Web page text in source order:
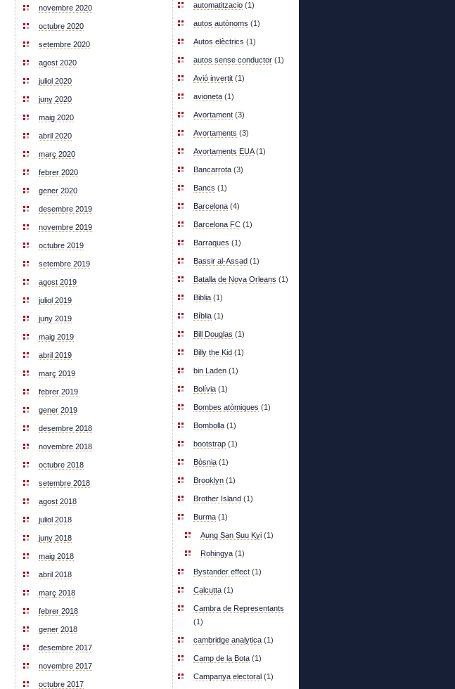
novembre 2020
octubre 2020
setembre 2020
agost 2020
juliol 2020
juny 2020
maig 2020
abril 2020
març 2020
febrer 2020
gener 2020
desembre 2019
novembre 2019
octubre 2019
setembre 2019
agost 2019
juliol 2019
juny 2019
maig 2019
abril 2019
març 2019
febrer 2019
gener 2019
desembre 2018
novembre 2018
octubre 2018
setembre 2018
agost 2018
juliol 2018
juny 2018
maig 2018
abril 2018
març 2018
febrer 2018
gener 2018
desembre 2017
novembre 2017
octubre 2017
automatitzacio (1)
autos autònoms (1)
Autos elèctrics (1)
autos sense conductor (1)
Avió invertit (1)
avioneta (1)
Avortament (3)
Avortaments (3)
Avortaments EUA(1)
Bancarrota (3)
Bancs (1)
Barcelona (4)
Barcelona FC (1)
Barraques (1)
Bassir al-Assad (1)
Batalla de Nova Orleans (1)
Biblia (1)
Bíblia (1)
Bill Douglas (1)
Billy the Kid (1)
bin Laden (1)
Bolívia (1)
Bombes atòmiques (1)
Bombolla (1)
bootstrap (1)
Bòsnia (1)
Brooklyn (1)
Brother Island (1)
Burma (1)
Aung San Suu Kyi (1)
Rohingya (1)
Bystander effect (1)
Calcutta (1)
Cambra de Representants
(1)
cambridge analytica (1)
Camp de la Bota (1)
Campanya electoral (1)